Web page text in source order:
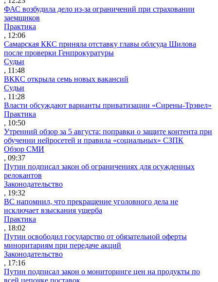
ФАС возбудила дело из-за ограничений при страховании
заемщиков
Практика
, 12:06
Самарская ККС приняла отставку главы облсуда Шилова
после проверки Генпрокуратуры
Судьи
, 11:48
ВККС открыла семь новых вакансий
Судьи
, 11:28
Власти обсуждают варианты приватизации «Сирены-Трэвел»
Практика
, 10:50
Утренний обзор за 5 августа: поправки о защите контента при
обучении нейросетей и правила «социальных» СЗПК
Обзор СМИ
, 09:37
Путин подписал закон об ограничениях для осужденных
релокантов
Законодательство
, 19:32
ВС напомнил, что прекращение уголовного дела не
исключает взыскания ущерба
Практика
, 18:02
Путин освободил государство от обязательной оферты
миноритариям при передаче акций
Законодательство
, 17:16
Путин подписал закон о мониторинге цен на продукты по
всей цепочке поставок